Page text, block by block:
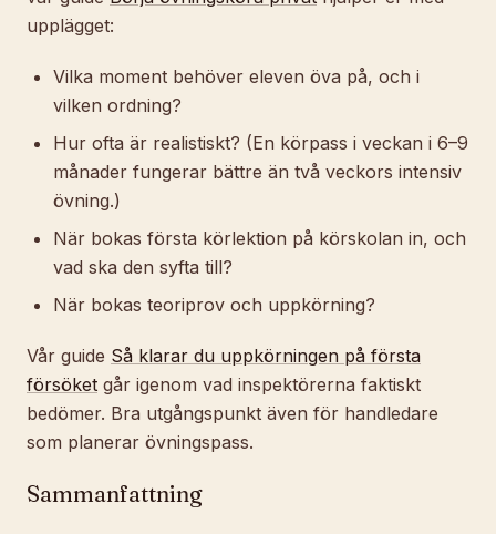
upplägget:
Vilka moment behöver eleven öva på, och i
vilken ordning?
Hur ofta är realistiskt? (En körpass i veckan i 6–9
månader fungerar bättre än två veckors intensiv
övning.)
När bokas första körlektion på körskolan in, och
vad ska den syfta till?
När bokas teoriprov och uppkörning?
Vår guide Så klarar du uppkörningen på första
försöket går igenom vad inspektörerna faktiskt
bedömer. Bra utgångspunkt även för handledare
som planerar övningspass.
Sammanfattning